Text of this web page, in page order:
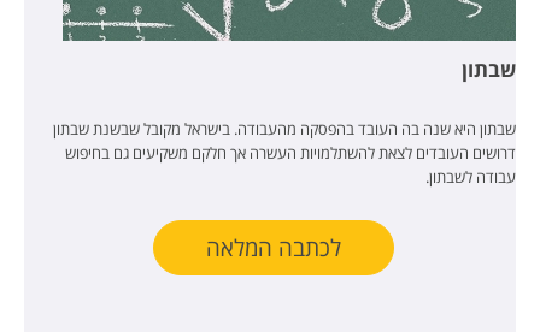
שבתון
שבתון היא שנה בה העובד בהפסקה מהעבודה. בישראל מקובל שבשנת שבתון
דרושים העובדים לצאת להשתלמויות העשרה אך חלקם משקיעים גם בחיפוש
עבודה לשבתון.
לכתבה המלאה